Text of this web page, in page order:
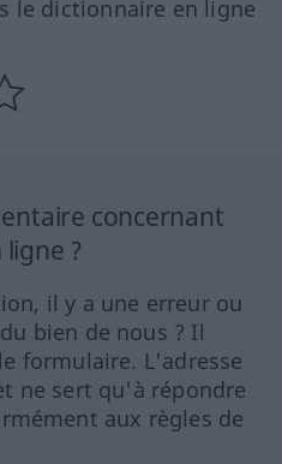
le dictionnaire en ligne
concernant
?
il y a une erreur ou
bien de nous ? Il
formulaire. L'adresse
ne sert qu'à répondre
aux règles de